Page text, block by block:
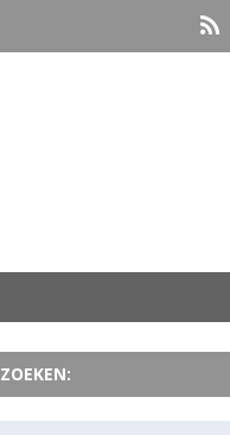
ZOEKEN: